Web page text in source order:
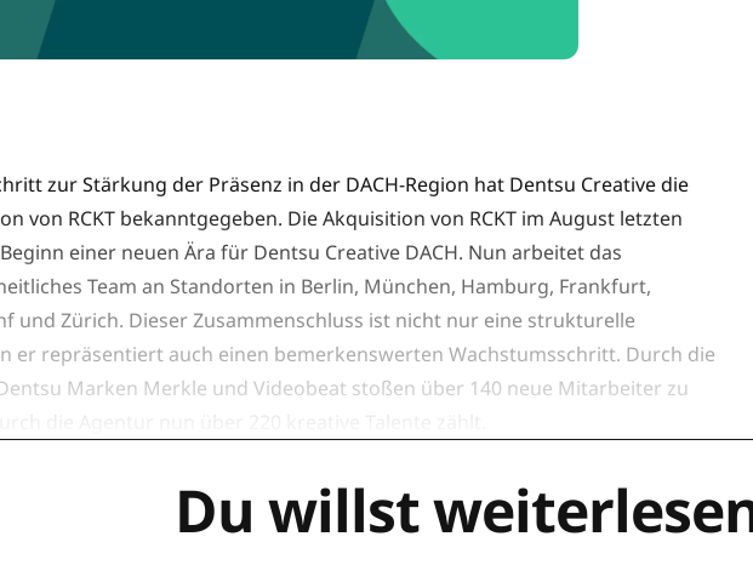
zur Stärkung der Präsenz in der DACH-Region hat Dentsu Creative die
von RCKT bekanntgegeben. Die Akquisition von RCKT im August letzten
einer neuen Ära für Dentsu Creative DACH. Nun arbeitet das
Team an Standorten in Berlin, München, Hamburg, Frankfurt,
und Zürich. Dieser Zusammenschluss ist nicht nur eine strukturelle
er repräsentiert auch einen bemerkenswerten Wachstumsschritt. Durch die
Marken Merkle und Videobeat stoßen über 140 neue Mitarbeiter zu
Du willst